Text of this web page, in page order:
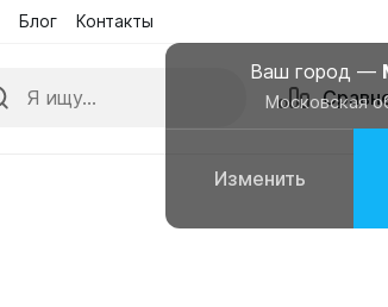
Поиск
Блог Контакты
Ваш город —
Московская
Изменить